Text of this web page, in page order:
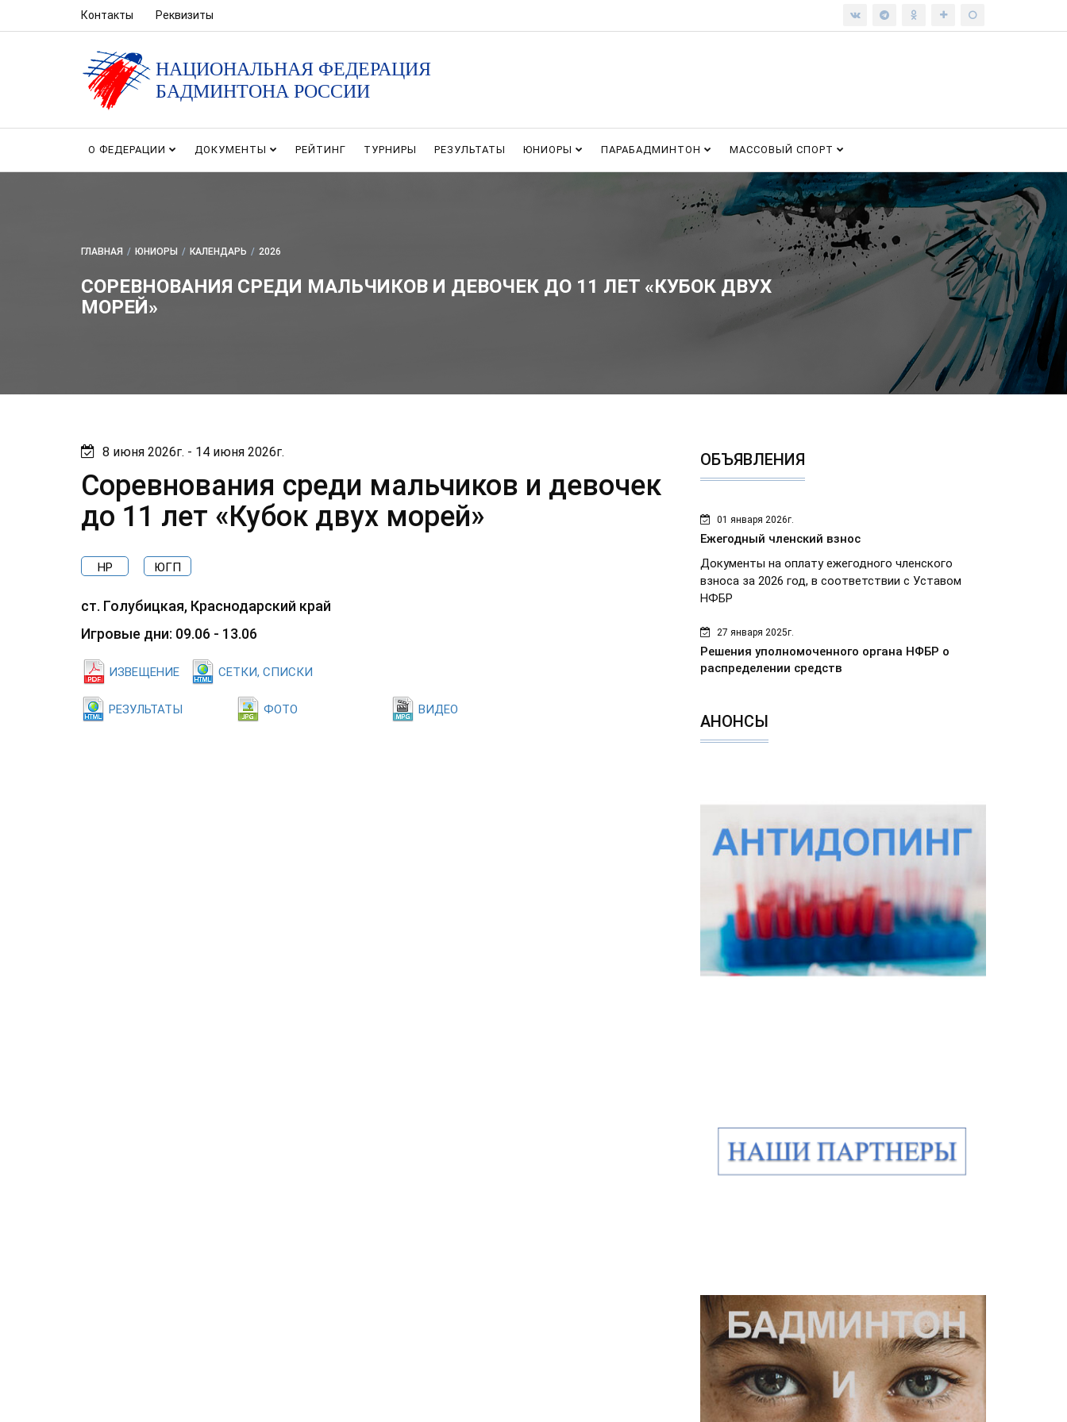
Контакты Реквизиты
НАЦИОНАЛЬНАЯ ФЕДЕРАЦИЯ
БАДМИНТОНА РОССИИ
О ФЕДЕРАЦИИ ДОКУМЕНТЫ РЕЙТИНГ ТУРНИРЫ РЕЗУЛЬТАТЫ ЮНИОРЫ ПАРАБАДМИНТОН МАССОВЫЙ СПОРТ
ГЛАВНАЯ / ЮНИОРЫ / КАЛЕНДАРЬ / 2026
СОРЕВНОВАНИЯ СРЕДИ МАЛЬЧИКОВ И ДЕВОЧЕК ДО 11 ЛЕТ «КУБОК ДВУХ
МОРЕЙ»
8 июня 2026г. - 14 июня 2026г.
Соревнования среди мальчиков и девочек
до 11 лет «Кубок двух морей»
НР ЮГП
ст. Голубицкая, Краснодарский край
Игровые дни: 09.06 - 13.06
ИЗВЕЩЕНИЕ СЕТКИ, СПИСКИ
РЕЗУЛЬТАТЫ ФОТО ВИДЕО
ОБЪЯВЛЕНИЯ
01 января 2026г.
Ежегодный членский взнос
Документы на оплату ежегодного членского
взноса за 2026 год, в соответствии с Уставом
НФБР
27 января 2025г.
Решения уполномоченного органа НФБР о
распределении средств
АНОНСЫ